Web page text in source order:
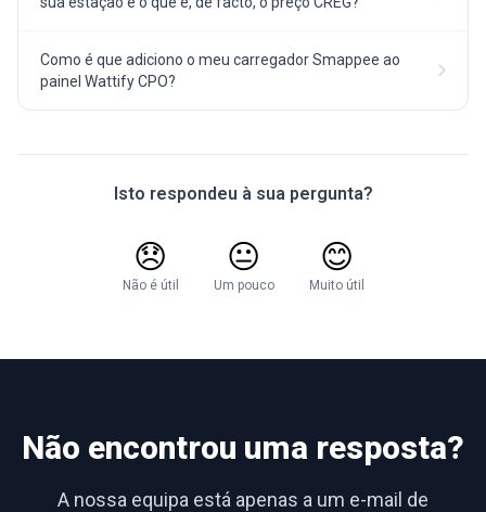
Como é que adiciono o meu carregador Smappee ao
painel Wattify CPO?
Isto respondeu à sua pergunta?
😞
Não é útil
😐
Um pouco
😊
Muito útil
Não encontrou uma resposta?
A nossa equipa está apenas a um e-mail de